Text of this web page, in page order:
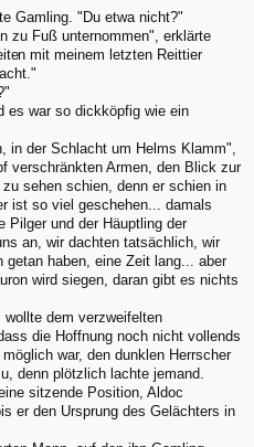
Gamling. "Du etwa nicht?"
zu Fuß unternommen", erklärte
n mit meinem letzten Reittier
es war so dickköpfig wie ein
in der Schlacht um Helms Klamm",
verschränkten Armen, den Blick zur
sehen schien, denn er schien in
ist so viel geschehen... damals
Pilger und der Häuptling der
an, wir dachten tatsächlich, wir
haben, eine Zeit lang... aber
wird siegen, daran gibt es nichts
dem verzweifelten
die Hoffnung noch nicht vollends
war, den dunklen Herrscher
denn plötzlich lachte jemand.
sitzende Position, Aldoc
er den Ursprung des Gelächters in